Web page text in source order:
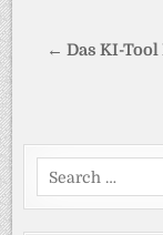
← Das KI-
Search
for: